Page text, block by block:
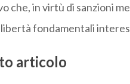
che, in virtù di sanzioni
fondamentali
articolo